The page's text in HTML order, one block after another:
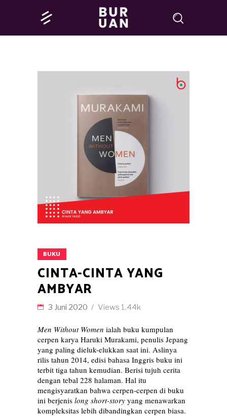
BUKU
CINTA-CINTA YANG
AMBYAR
3 Juni 2020 Views 1.44k
Men Without Women ialah buku kumpulan
cerpen karya Haruki Murakami, penulis Jepang
yang paling dieluk-elukkan saat ini. Aslinya
rilis tahun 2014, edisi bahasa Inggris buku ini
terbit tiga tahun kemudian. Berisi tujuh cerita
dengan tebal 228 halaman. Hal itu
mengisyaratkan bahwa cerpen-cerpen di buku
ini berjenis long short-story yang menawarkan
kompleksitas lebih dibandingkan cerpen biasa.